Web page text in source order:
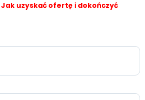
Jak uzyskać ofertę i dokończyć